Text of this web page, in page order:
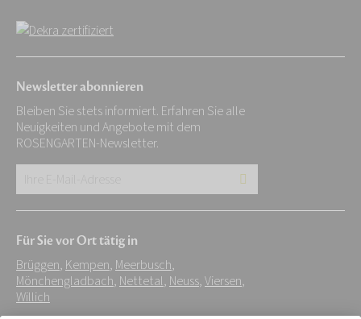
Newsletter abonnieren
Bleiben Sie stets informiert. Erfahren Sie alle
Neuigkeiten und Angebote mit dem
ROSENGARTEN-Newsletter.
E-
Adresse:
*
Für Sie vor Ort tätig in
Brüggen, Kempen, Meerbusch,
Mönchengladbach, Nettetal, Neuss,Viersen,
Willich